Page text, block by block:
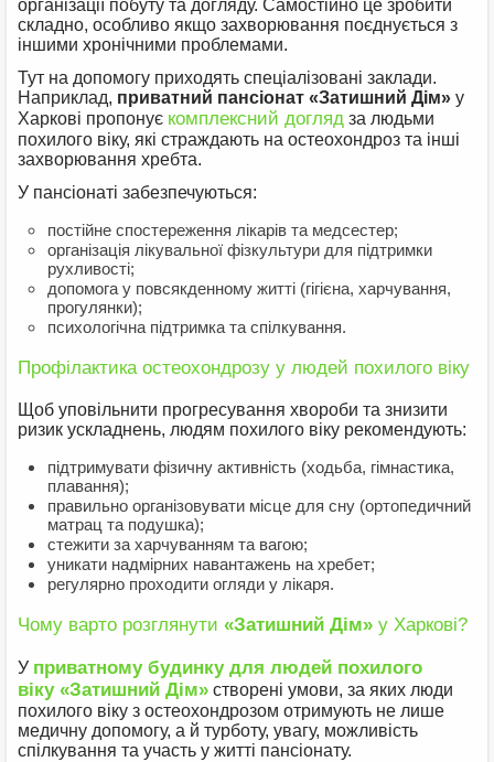
організації побуту та догляду. Самостійно це зробити
складно, особливо якщо захворювання поєднується з
іншими хронічними проблемами.
Тут на допомогу приходять спеціалізовані заклади.
Наприклад, приватний пансіонат «Затишний Дім» у
Харкові пропонує комплексний догляд за людьми
похилого віку, які страждають на остеохондроз та інші
захворювання хребта.
У пансіонаті забезпечуються:
постійне спостереження лікарів та медсестер;
організація лікувальної фізкультури для підтримки
рухливості;
допомога у повсякденному житті (гігієна, харчування,
прогулянки);
психологічна підтримка та спілкування.
Профілактика остеохондрозу у людей похилого віку
Щоб уповільнити прогресування хвороби та знизити
ризик ускладнень, людям похилого віку рекомендують:
підтримувати фізичну активність (ходьба, гімнастика,
плавання);
правильно організовувати місце для сну (ортопедичний
матрац та подушка);
стежити за харчуванням та вагою;
уникати надмірних навантажень на хребет;
регулярно проходити огляди у лікаря.
Чому варто розглянути«Затишний Дім» у Харкові?
У приватному будинку для людей похилого
віку«Затишний Дім» створені умови, за яких люди
похилого віку з остеохондрозом отримують не лише
медичну допомогу, а й турботу, увагу, можливість
спілкування та участь у житті пансіонату.